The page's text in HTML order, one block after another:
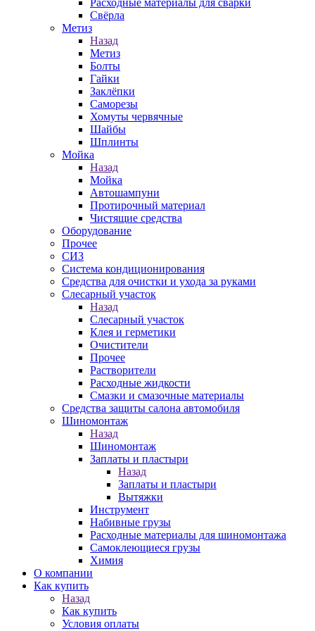
Расходные материалы для сварки
Свёрла
Метиз
Назад
Метиз
Болты
Гайки
Заклёпки
Саморезы
Хомуты червячные
Шайбы
Шплинты
Мойка
Назад
Мойка
Автошампуни
Протирочный материал
Чистящие средства
Оборудование
Прочее
СИЗ
Система кондиционирования
Средства для очистки и ухода за руками
Слесарный участок
Назад
Слесарный участок
Клея и герметики
Очистители
Прочее
Растворители
Расходные жидкости
Смазки и смазочные материалы
Средства защиты салона автомобиля
Шиномонтаж
Назад
Шиномонтаж
Заплаты и пластыри
Назад
Заплаты и пластыри
Вытяжки
Инструмент
Набивные грузы
Расходные материалы для шиномонтажа
Самоклеющиеся грузы
Химия
О компании
Как купить
Назад
Как купить
Условия оплаты